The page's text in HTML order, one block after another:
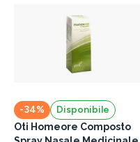
-34% Disponibile
Oti Homeore Composto